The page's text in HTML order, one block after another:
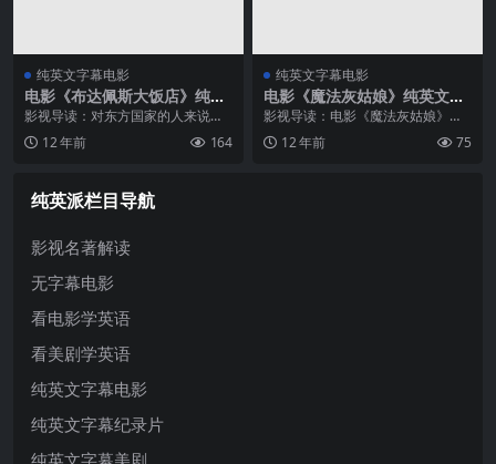
纯英文字幕电影
电影《布达佩斯大饭店》纯英
文字幕高清MP4下载
影视导读：对东方国家的人来说，
缺乏历史和文化背景可能会让观看
《布达佩斯大饭店》这部影片少掉
禁的幽默后...
12 年前 164
纯英文字幕电影
电影《魔法灰姑娘》纯英文字
幕高清MP4下载
影视导读：电影《魔法灰姑娘》根
据1998年纽伯利(Newberry)儿童文
学奖《魔法灰姑娘》(Ella Enchante
12 年前 75
纯英派栏目导航
影视名著解读
无字幕电影
看电影学英语
看美剧学英语
纯英文字幕电影
纯英文字幕纪录片
纯英文字幕美剧